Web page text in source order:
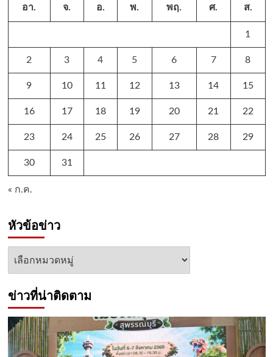
อา. จ. อ. พ. พฤ. ศ. ส.
1
2 3 4 5 6 7 8
9 10 11 12 13 14 15
16 17 18 19 20 21 22
23 24 25 26 27 28 29
30 31
« ก.ค.
หัวข้อข่าว
หัวข้อ
ข่าวที่น่าติดตาม